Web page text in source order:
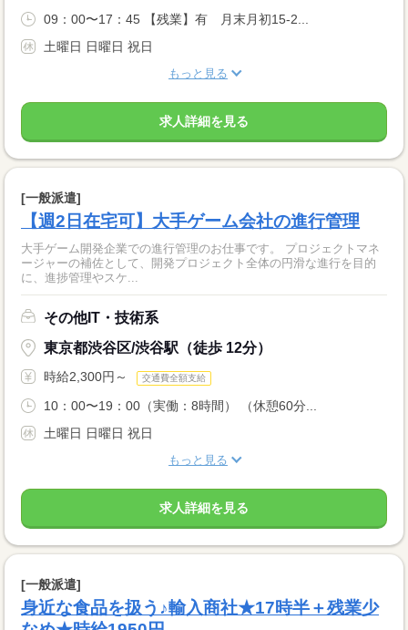
09：00〜17：45 【残業】有 月末月初15-2...
土曜日 日曜日 祝日
もっと見る
求人詳細を見る
[一般派遣]
【週2日在宅可】大手ゲーム会社の進行管理
大手ゲーム開発企業での進行管理のお仕事です。 プロジェクトマネ
ージャーの補佐として、開発プロジェクト全体の円滑な進行を目的
に、進捗管理やスケ...
その他IT・技術系
東京都渋谷区/渋谷駅（徒歩 12分）
時給2,300円～ 交通費全額支給
10：00〜19：00（実働：8時間） （休憩60分...
土曜日 日曜日 祝日
もっと見る
求人詳細を見る
[一般派遣]
身近な食品を扱う♪輸入商社★17時半＋残業少